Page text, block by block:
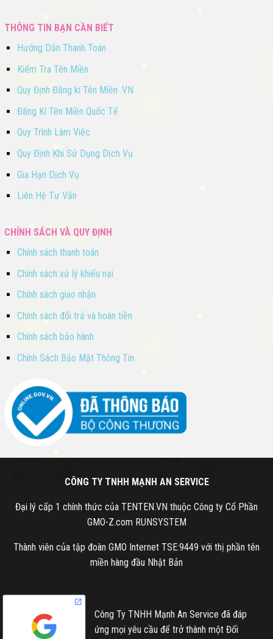
THÔNG TIN BẠN CẦN BIẾT
Hướng Dẫn Thanh Toán
Kiểm Tra Tên Miền
Quy Định Đăng kí Tên Miền .VN
Đăng Kí Tên Miền Quốc Tế
Quy Trình Làm Việc
Quy Định Khi Sử Dụng Dịch Vụ
Gia Hạn Dịch Vụ
Liên Hệ Tư Vấn
CHÍNH SÁCH VÀ QUY ĐỊNH
Chính sách thanh toán
Chính sách xử lý khiếu nại
Chính sách giao nhận
Chính sách đổi trả và hoàn tiền
Chính sách bảo hành
Chính Sách Bảo Mật Thông Tin
CÔNG TY TNHH MẠNH AN SERVICE
Đại lý cấp 1 chính thức của TENTEN.VN thuộc Công ty Cổ Phần
GMO-Z.com RUNSYSTEM
Thành viên của tập đoàn GMO Internet TSE:9449 với thị phần tên
miền hàng đầu Nhật Bản
Công Ty TNHH Mạnh An Service đã đáp
ứng mọi yêu cầu để trở thành một Đối